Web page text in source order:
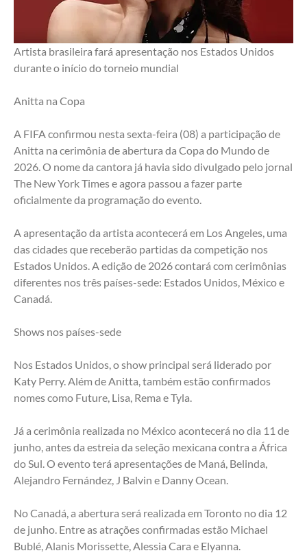
Artista brasileira fará apresentação nos Estados Unidos
durante o início do torneio mundial
Anitta na Copa
A FIFA confirmou nesta sexta-feira (08) a participação de
Anitta na cerimônia de abertura da Copa do Mundo de
2026. O nome da cantora já havia sido divulgado pelo jornal
The New York Times e agora passou a fazer parte
oficialmente da programação do evento.
A apresentação da artista acontecerá em Los Angeles, uma
das cidades que receberão partidas da competição nos
Estados Unidos. A edição de 2026 contará com cerimônias
diferentes nos três países-sede: Estados Unidos, México e
Canadá.
Shows nos países-sede
Nos Estados Unidos, o show principal será liderado por
Katy Perry. Além de Anitta, também estão confirmados
nomes como Future, Lisa, Rema e Tyla.
Já a cerimônia realizada no México acontecerá no dia 11 de
junho, antes da estreia da seleção mexicana contra a África
do Sul. O evento terá apresentações de Maná, Belinda,
Alejandro Fernández, J Balvin e Danny Ocean.
No Canadá, a abertura será realizada em Toronto no dia 12
de junho. Entre as atrações confirmadas estão Michael
Bublé, Alanis Morissette, Alessia Cara e Elyanna.